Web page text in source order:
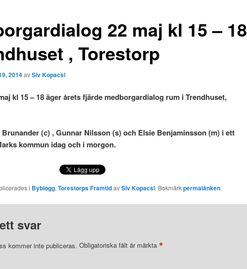
22 maj kl 15 – 18
, Torestorp
2014avSiv Kopacsi
kl 15 – 18 äger årets fjärde medborgardialog rum i Trendhuset,
(c) , Gunnar Nilsson (s) och Elsie Benjaminsson (m) i ett
kommun idag och i morgon.
i Byblogg, Torestorps FramtidavSiv Kopacsi. Bokmärkpermalänken.
svar
kommer inte publiceras. Obligatoriska fält är märkta *